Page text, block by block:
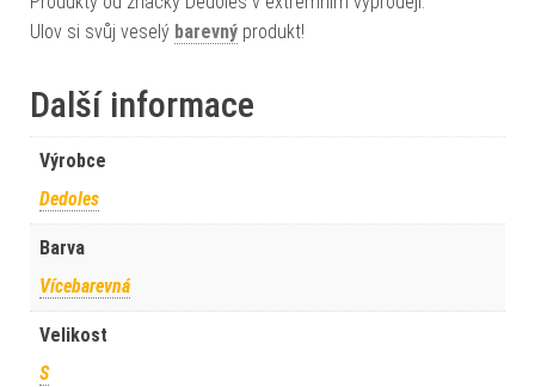
Ulov si svůj veselý barevný produkt!
Další informace
Výrobce
Dedoles
Barva
Vícebarevná
Velikost
S